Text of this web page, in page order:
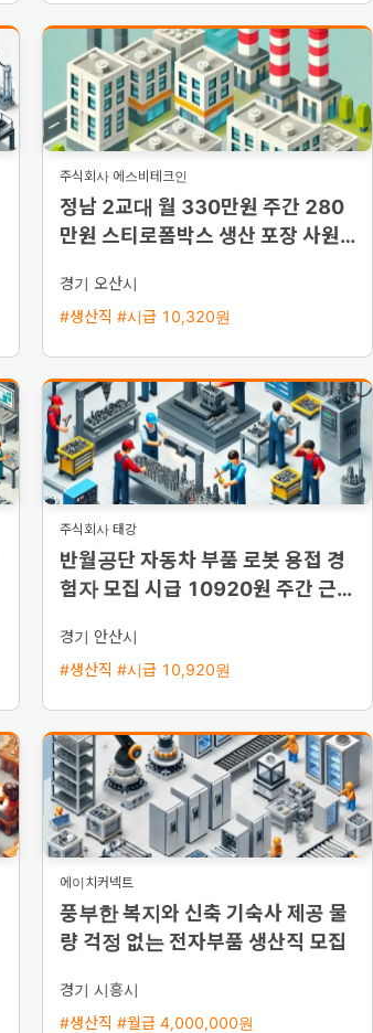
주식회사 에스비테크인
정남 2교대 월 330만원 주간 280
만원 스티로폼박스 생산 포장 사원
경기 오산시
#생산직 #시급 10,320원
주식회사 태강
반월공단 자동차 부품 로봇 용접 경
험자 모집 시급 10920원 주간 근무
경기 안산시
#생산직 #시급 10,920원
에이치커넥트
풍부한 복지와 신축 기숙사 제공 물
량 걱정 없는 전자부품 생산직 모집
경기 시흥시
#생산직 #월급 4,000,000원